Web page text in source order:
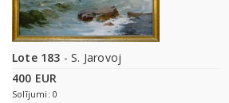
Lote 183 - S. Jarovoj
400 EUR
Solījumi: 0